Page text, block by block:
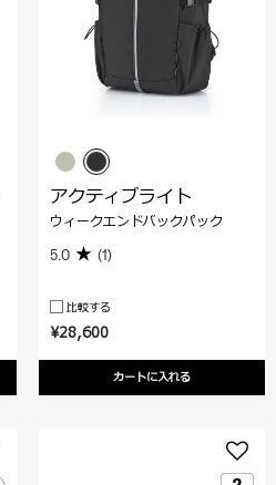
¥28,600
カートに入れる
アクティブライト
ウィークエンドバックパック
5.0 (1)
比較する